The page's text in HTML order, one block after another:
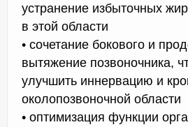
устранение избыточных
в этой области
• сочетание бокового и
вытяжение позвоночника,
улучшить иннервацию и
околопозвоночной области
• оптимизация функции